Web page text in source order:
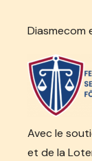
Diasmecom
Avec le
et de la